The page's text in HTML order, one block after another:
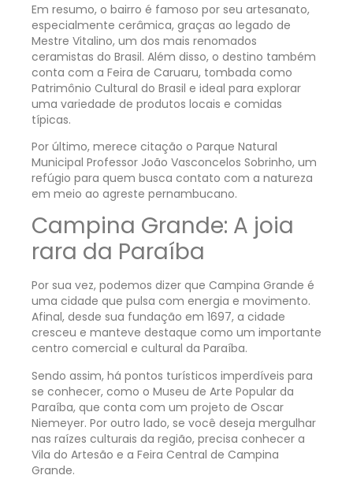
Em resumo, o bairro é famoso por seu artesanato,
especialmente cerâmica, graças ao legado de
Mestre Vitalino, um dos mais renomados
ceramistas do Brasil. Além disso, o destino também
conta com a Feira de Caruaru, tombada como
Patrimônio Cultural do Brasil e ideal para explorar
uma variedade de produtos locais e comidas
típicas.
Por último, merece citação o Parque Natural
Municipal Professor João Vasconcelos Sobrinho, um
refúgio para quem busca contato com a natureza
em meio ao agreste pernambucano.
Campina Grande: A joia
rara da Paraíba
Por sua vez, podemos dizer que Campina Grande é
uma cidade que pulsa com energia e movimento.
Afinal, desde sua fundação em 1697, a cidade
cresceu e manteve destaque como um importante
centro comercial e cultural da Paraíba.
Sendo assim, há pontos turísticos imperdíveis para
se conhecer, como o Museu de Arte Popular da
Paraíba, que conta com um projeto de Oscar
Niemeyer. Por outro lado, se você deseja mergulhar
nas raízes culturais da região, precisa conhecer a
Vila do Artesão e a Feira Central de Campina
Grande.